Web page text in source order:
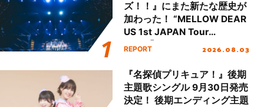
ズ！！』にまた新たな歴史が
加わった！ “MELLOW DEAR
US 1st JAPAN Tour
Final「NICE to meet YOU
ート!!
REPORT 2026.08.03
『名探偵プリキュア！』後期
主題歌シングル 9月30日発売
決定！ 後期エンディング主題